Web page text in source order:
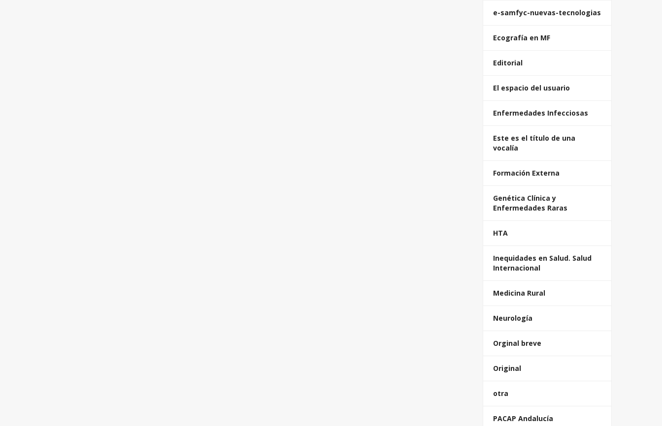
e-samfyc-nuevas-tecnologias
Ecografía en MF
Editorial
El espacio del usuario
Enfermedades Infecciosas
Este es el título de una
vocalía
Formación Externa
Genética Clínica y
Enfermedades Raras
HTA
Inequidades en Salud. Salud
Internacional
Medicina Rural
Neurología
Orginal breve
Original
otra
PACAP Andalucía